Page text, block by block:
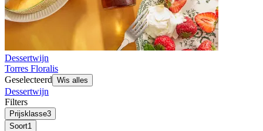
Dessertwijn
Torres Floralis
Geselecteerd Wis alles
Dessertwijn
Filters
Prijsklasse3
Soort1